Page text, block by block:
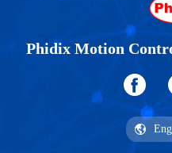
Phidix Motion